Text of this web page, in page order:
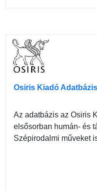
Osiris Kiadó
Az adatbázis az Osiris
elsősorban humán- és
Szépirodalmi műveket